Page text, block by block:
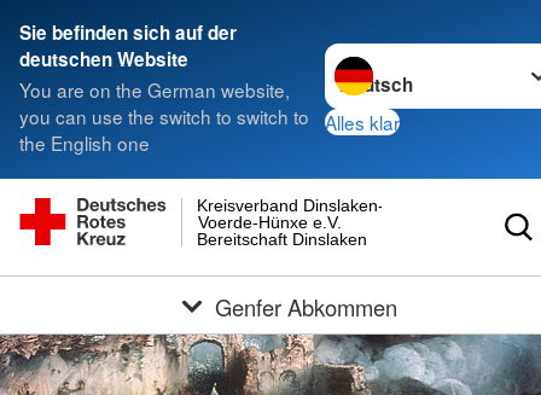
Sie befinden sich auf der
deutschen Website
You are on the German website,
you can use the switch to switch to
the English one
Sprache wechseln zu
Alles klar
Bereitschaft Dinslaken
Voerde-Hünxe e.V.
Kreisverband Dinslaken-
Genfer Abkommen